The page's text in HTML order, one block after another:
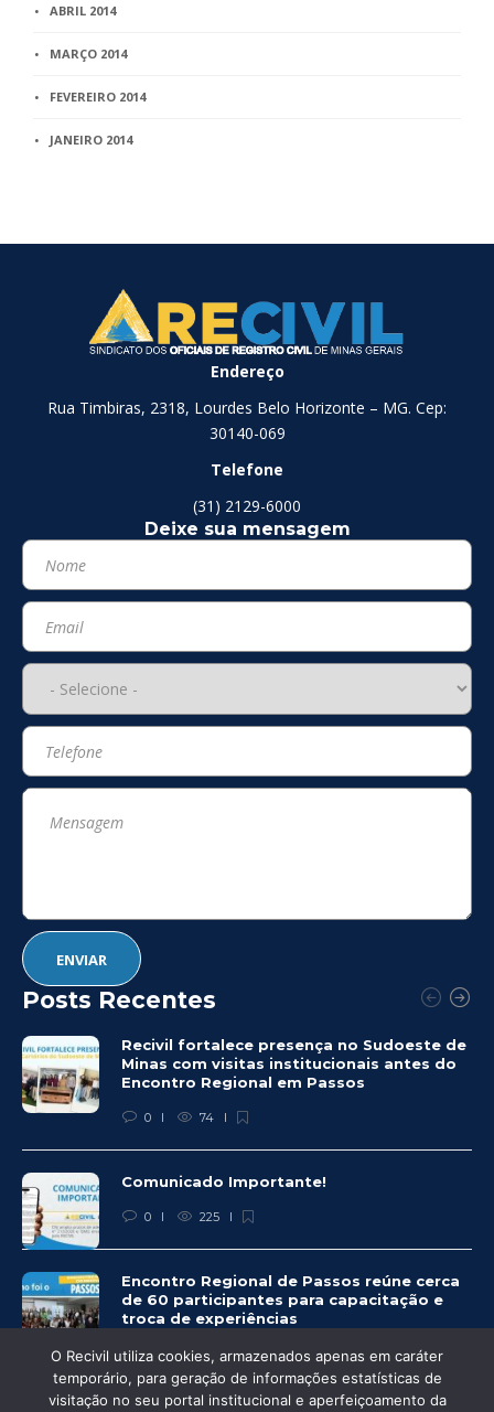
ABRIL 2014
MARÇO 2014
FEVEREIRO 2014
JANEIRO 2014
Endereço
Rua Timbiras, 2318, Lourdes Belo Horizonte – MG. Cep:
30140-069
Telefone
(31) 2129-6000
Deixe sua mensagem
Posts Recentes
Recivil fortalece presença no Sudoeste de
Minas com visitas institucionais antes do
Encontro Regional em Passos
0 74
Comunicado Importante!
0 225
Encontro Regional de Passos reúne cerca
de 60 participantes para capacitação e
troca de experiências
0 238
O Recivil utiliza cookies, armazenados apenas em caráter
temporário, para geração de informações estatísticas de
visitação no seu portal institucional e aperfeiçoamento da